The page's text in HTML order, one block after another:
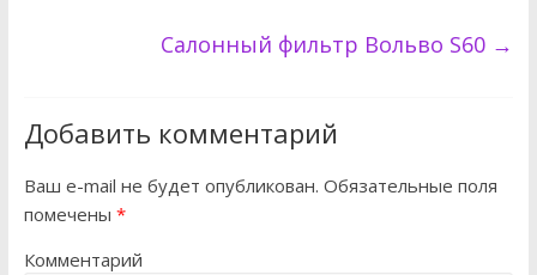
Салонный фильтр Вольво S60 →
Добавить комментарий
Ваш e-mail не будет опубликован. Обязательные поля
помечены *
Комментарий